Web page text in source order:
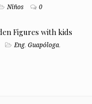
Niños 0
Figures with kids
Eng, Guapóloga,